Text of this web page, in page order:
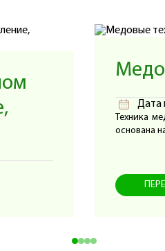
Дата
Техника
основана